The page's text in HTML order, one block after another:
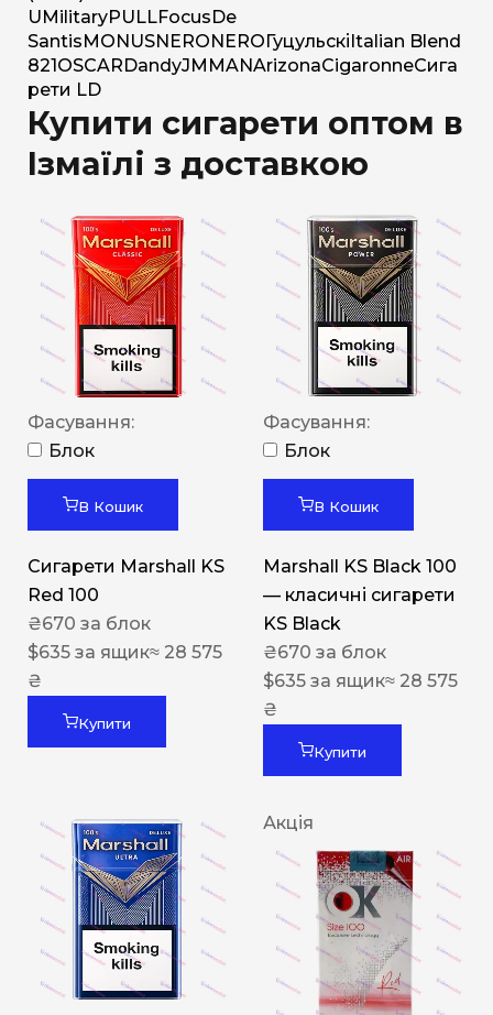
U MilitaryPULLFocus De
Santis MONUSNERO NERO Гуцульскі Italian Blend
821 OSCAR DandyJM MANArizonaCigaronneСига
рети LD
Купити сигарети оптом в
Ізмаїлі з доставкою
Фасування:
Блок
В Кошик
Сигарети Marshall KS
Red 100
₴670 за блок
$635 за ящик≈ 28 575
₴
Купити
Фасування:
Блок
В Кошик
Marshall KS Black 100
— класичні сигарети
KS Black
₴670 за блок
$635 за ящик≈ 28 575
₴
Купити
Акція